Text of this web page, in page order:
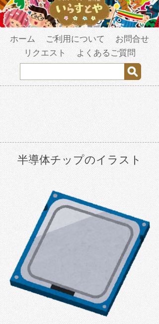
ホーム ご利用について
お問合せ
リクエスト
よくあるご質問
半導体チップのイラスト